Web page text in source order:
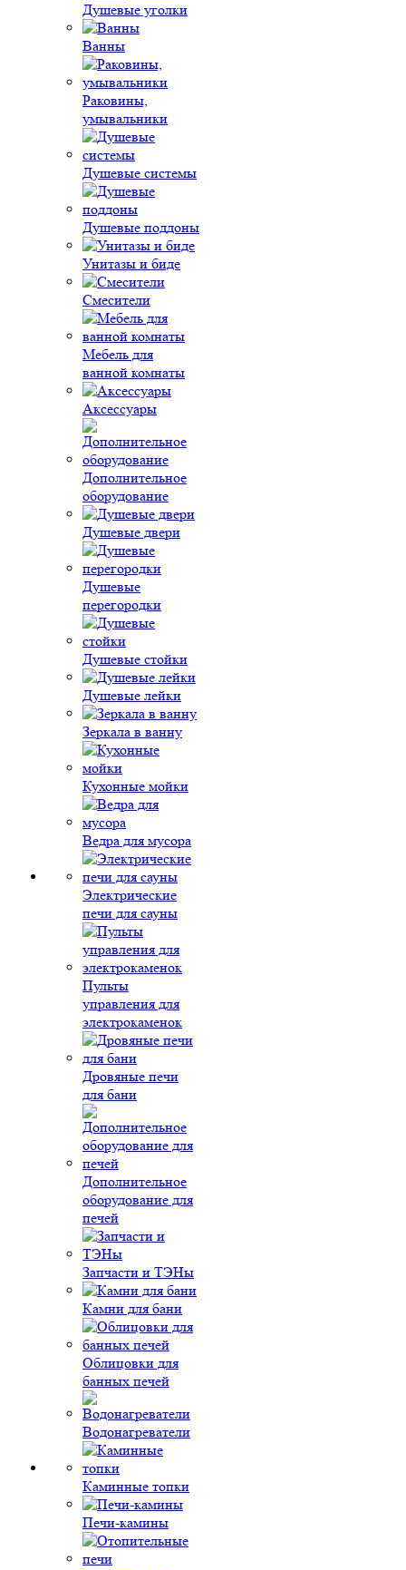
Душевые уголки
Ванны
Раковины,
умывальники
Душевые системы
Душевые поддоны
Унитазы и биде
Смесители
Мебель для
ванной комнаты
Аксессуары
Дополнительное
оборудование
Душевые двери
Душевые
перегородки
Душевые стойки
Душевые лейки
Зеркала в ванну
Кухонные мойки
Ведра для мусора
Электрические
печи для сауны
Пульты
управления для
электрокаменок
Дровяные печи
для бани
Дополнительное
оборудование для
печей
Запчасти и ТЭНы
Камни для бани
Облицовки для
банных печей
Водонагреватели
Каминные топки
Печи-камины